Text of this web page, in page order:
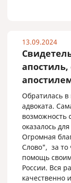
13.09.2024
апостиль,
Обратилась
адвоката.
возможность
оказалось
Огромная
Слово", за то
помощь
России. Вся
качественно